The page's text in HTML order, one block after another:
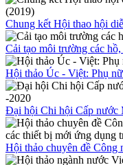
Chung kết Hội thao hội
Cải tạo môi trường các
Hội thảo Úc - Việt: Phụ
Đại hội Chi hội Cấp nước
Hội thảo chuyên đề Công